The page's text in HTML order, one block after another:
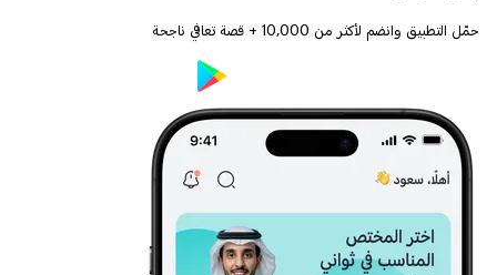
حمّل التطبيق وانضم لأكثر من 10,000 + قصة تعافي ناجحة